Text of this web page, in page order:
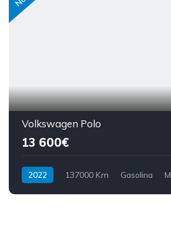
Volkswagen Polo
13 600€
2022 137000 Km Gasolina